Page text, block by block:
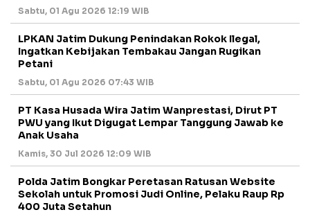
Sabtu, 01 Agu 2026 12:19 WIB
LPKAN Jatim Dukung Penindakan Rokok Ilegal,
Ingatkan Kebijakan Tembakau Jangan Rugikan
Petani
Sabtu, 01 Agu 2026 07:43 WIB
PT Kasa Husada Wira Jatim Wanprestasi, Dirut PT
PWU yang Ikut Digugat Lempar Tanggung Jawab ke
Anak Usaha
Kamis, 30 Jul 2026 12:09 WIB
Polda Jatim Bongkar Peretasan Ratusan Website
Sekolah untuk Promosi Judi Online, Pelaku Raup Rp
400 Juta Setahun